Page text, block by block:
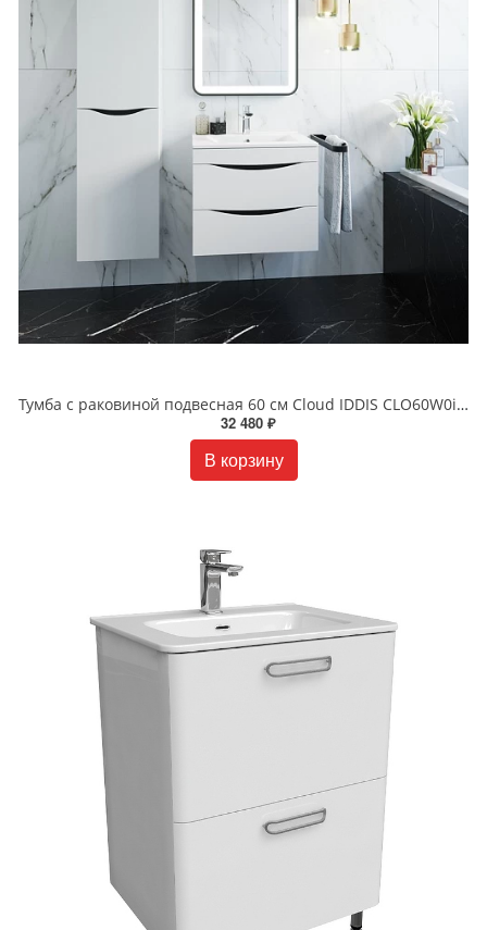
Тумба с раковиной подвесная 60 см Cloud IDDIS CLO60W0i95K белая
32 480 ₽
В корзину